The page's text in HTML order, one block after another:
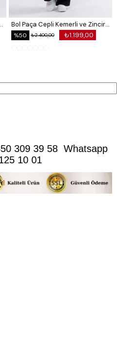
Cepli Pantolon
Bol Paça Cepli Kemerli ve Zincir Detaylı Atlas Kumaş Pantolon
₺1.199,00
₺2.400,00
%50
309 39 58 Whatsapp
10 01